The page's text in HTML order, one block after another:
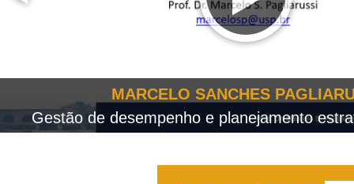
MARCELO SANCHES
Gestão de desempenho e planejamento